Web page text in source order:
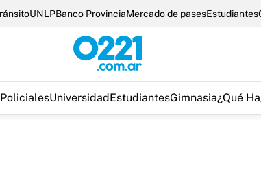
UNLPBanco ProvinciaMercado de pasesEstudiantes
PolicialesUniversidadEstudiantesGimnasia¿Qué